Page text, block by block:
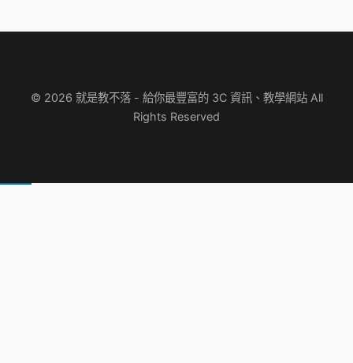
© 2026 就是教不落 - 給你最豐富的 3C 資訊、教學網站 All
Rights Reserved